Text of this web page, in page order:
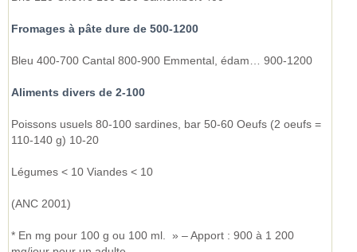
Fromages à pâte dure de 500-1200
Bleu 400-700 Cantal 800-900 Emmental, édam… 900-1200
Aliments divers de 2-100
Poissons usuels 80-100 sardines, bar 50-60 Oeufs (2 oeufs =
110-140 g) 10-20
Légumes < 10 Viandes < 10
(ANC 2001)
* En mg pour 100 g ou 100 ml. » – Apport : 900 à 1 200